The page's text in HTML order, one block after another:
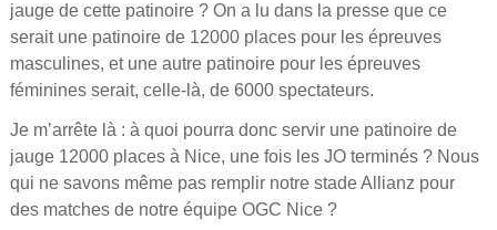
jauge de cette patinoire ? On a lu dans la presse que ce
serait une patinoire de 12000 places pour les épreuves
masculines, et une autre patinoire pour les épreuves
féminines serait, celle-là, de 6000 spectateurs.
Je m’arrête là : à quoi pourra donc servir une patinoire de
jauge 12000 places à Nice, une fois les JO terminés ? Nous
qui ne savons même pas remplir notre stade Allianz pour
des matches de notre équipe OGC Nice ?